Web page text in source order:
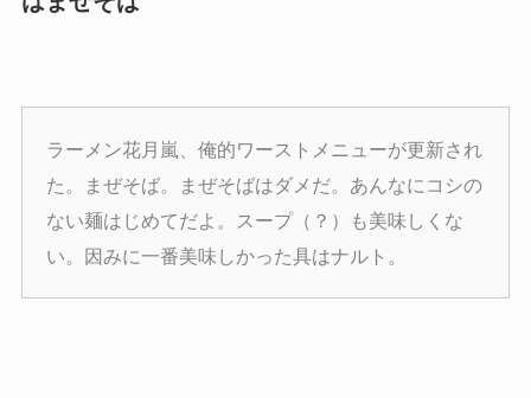
ラーメン花月嵐、俺的ワーストメニューが更新され
た。まぜそば。まぜそばはダメだ。あんなにコシの
ない麺はじめてだよ。スープ（？）も美味しくな
い。因みに一番美味しかった具はナルト。